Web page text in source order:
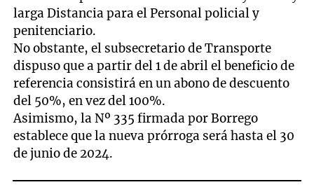
larga Distancia para el Personal policial y
penitenciario.
No obstante, el subsecretario de Transporte
dispuso que a partir del 1 de abril el beneficio de
referencia consistirá en un abono de descuento
del 50%, en vez del 100%.
Asimismo, la Nº 335 firmada por Borrego
establece que la nueva prórroga será hasta el 30
de junio de 2024.